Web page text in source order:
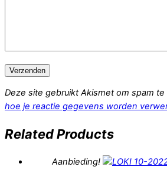
Deze site gebruikt Akismet om spam
hoe je reactie gegevens worden
RelatedProducts
Aanbieding!